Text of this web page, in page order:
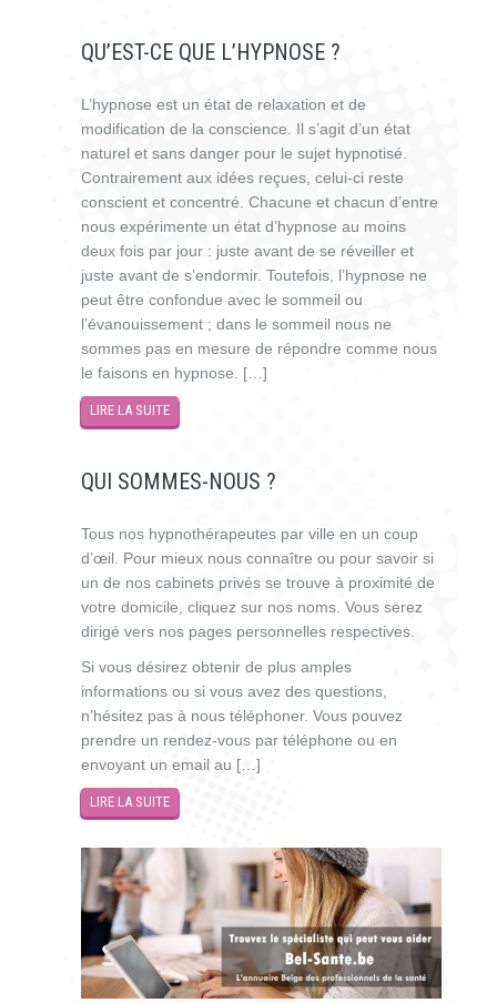
QU’EST-CE QUE L’HYPNOSE ?
L’hypnose est un état de relaxation et de
modification de la conscience. Il s’agit d’un état
naturel et sans danger pour le sujet hypnotisé.
Contrairement aux idées reçues, celui-ci reste
conscient et concentré. Chacune et chacun d’entre
nous expérimente un état d’hypnose au moins
deux fois par jour : juste avant de se réveiller et
juste avant de s’endormir. Toutefois, l’hypnose ne
peut être confondue avec le sommeil ou
l’évanouissement ; dans le sommeil nous ne
sommes pas en mesure de répondre comme nous
le faisons en hypnose. […]
LIRE LA SUITE
QUI SOMMES-NOUS ?
Tous nos hypnothérapeutes par ville en un coup
d’œil. Pour mieux nous connaître ou pour savoir si
un de nos cabinets privés se trouve à proximité de
votre domicile, cliquez sur nos noms. Vous serez
dirigé vers nos pages personnelles respectives.
Si vous désirez obtenir de plus amples
informations ou si vous avez des questions,
n’hésitez pas à nous téléphoner. Vous pouvez
prendre un rendez-vous par téléphone ou en
envoyant un email au […]
LIRE LA SUITE